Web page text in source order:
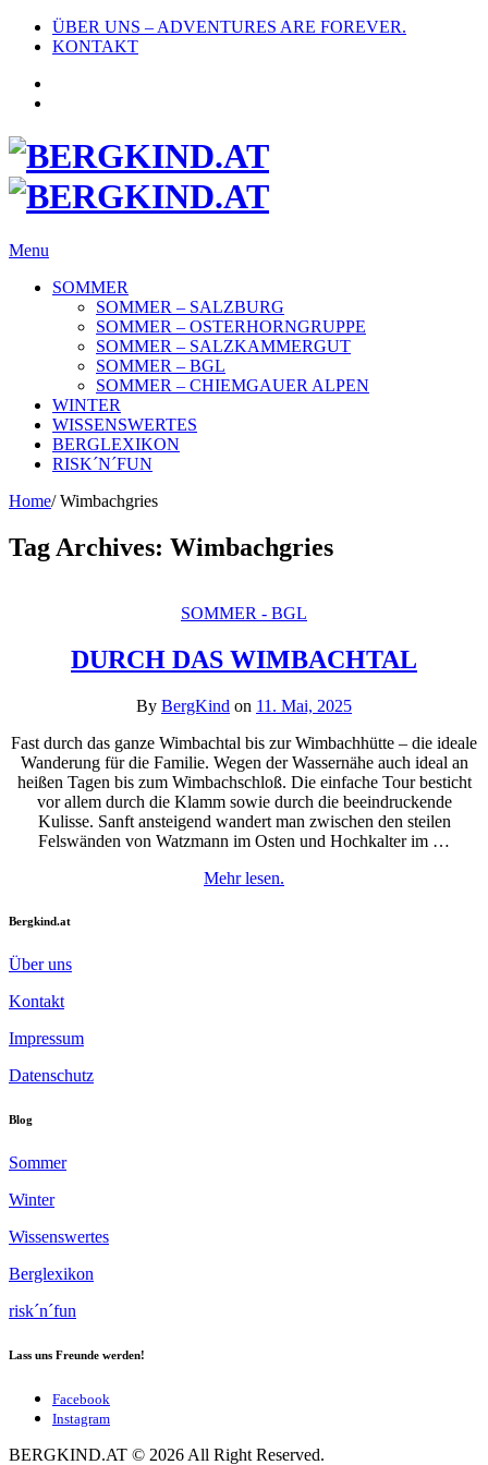
ÜBER UNS – ADVENTURES ARE FOREVER.
KONTAKT
Menu
SOMMER
SOMMER – SALZBURG
SOMMER – OSTERHORNGRUPPE
SOMMER – SALZKAMMERGUT
SOMMER – BGL
SOMMER – CHIEMGAUER ALPEN
WINTER
WISSENSWERTES
BERGLEXIKON
RISK´N´FUN
Home/ Wimbachgries
Tag Archives: Wimbachgries
SOMMER - BGL
DURCH DAS WIMBACHTAL
By BergKind on 11. Mai, 2025
Fast durch das ganze Wimbachtal bis zur Wimbachhütte – die ideale
Wanderung für die Familie. Wegen der Wassernähe auch ideal an
heißen Tagen bis zum Wimbachschloß. Die einfache Tour besticht
vor allem durch die Klamm sowie durch die beeindruckende
Kulisse. Sanft ansteigend wandert man zwischen den steilen
Felswänden von Watzmann im Osten und Hochkalter im …
Mehr lesen.
Bergkind.at
Über uns
Kontakt
Impressum
Datenschutz
Blog
Sommer
Winter
Wissenswertes
Berglexikon
risk´n´fun
Lass uns Freunde werden!
Facebook
Instagram
BERGKIND.AT © 2026 All Right Reserved.